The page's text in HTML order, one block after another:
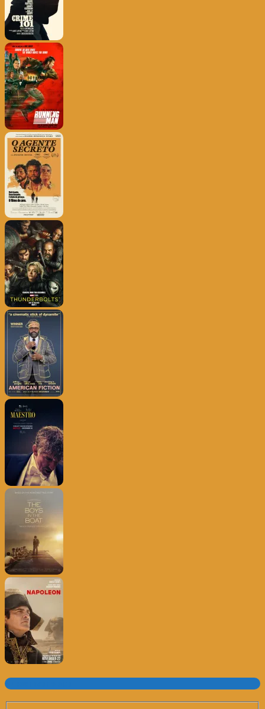
Subscrever o site